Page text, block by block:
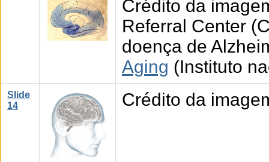
Crédito da
Referral Center
doença de
Aging (Instituto
Slide
14
Crédito da